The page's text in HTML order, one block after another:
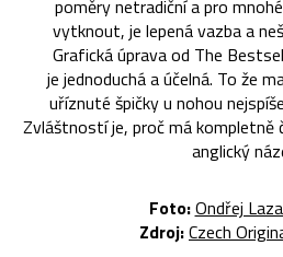
poměry netradiční a pro
vytknout, je lepená vazba a
Grafická úprava od The
je jednoduchá a účelná. To že
uříznuté špičky u nohou
Zvláštností je, proč má kompletně
anglický
Foto:Ondřej
Zdroj:Czech